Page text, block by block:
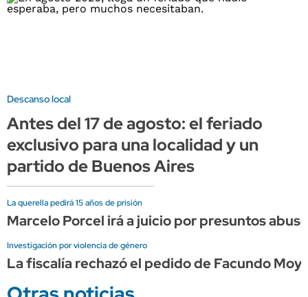
Descanso local
Antes del 17 de agosto: el feriado
exclusivo para una localidad y un
partido de Buenos Aires
La querella pedirá 15 años de prisión
Marcelo Porcel irá a juicio por presuntos
Investigación por violencia de género
La fiscalía rechazó el pedido de Facundo